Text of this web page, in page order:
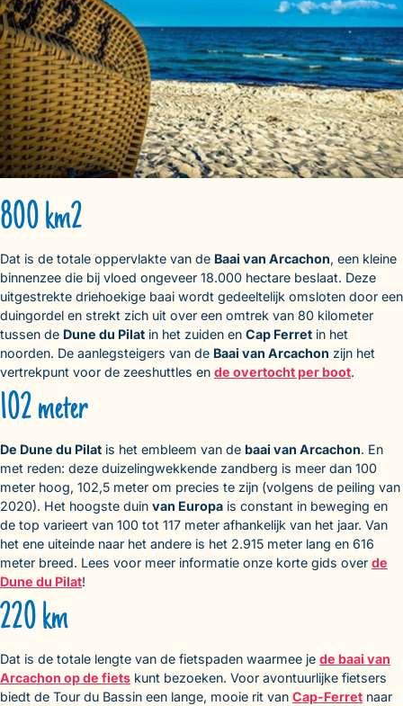
800 km2
Dat is de totale oppervlakte van de Baai van Arcachon, een kleine
binnenzee die bij vloed ongeveer 18.000 hectare beslaat. Deze
uitgestrekte driehoekige baai wordt gedeeltelijk omsloten door een
duingordel en strekt zich uit over een omtrek van 80 kilometer
tussen de Dune du Pilat in het zuiden en Cap Ferret in het
noorden. De aanlegsteigers van de Baai van Arcachon zijn het
vertrekpunt voor de zeeshuttles en de overtocht per boot.
102 meter
De Dune du Pilat is het embleem van de baai van Arcachon. En
met reden: deze duizelingwekkende zandberg is meer dan 100
meter hoog, 102,5 meter om precies te zijn (volgens de peiling van
2020). Het hoogste duin van Europa is constant in beweging en
de top varieert van 100 tot 117 meter afhankelijk van het jaar. Van
het ene uiteinde naar het andere is het 2.915 meter lang en 616
meter breed. Lees voor meer informatie onze korte gids over de
Dune du Pilat!
220 km
Dat is de totale lengte van de fietspaden waarmee je de baai van
Arcachon op de fiets kunt bezoeken. Voor avontuurlijke fietsers
biedt de Tour du Bassin een lange, mooie rit van Cap-Ferret naar